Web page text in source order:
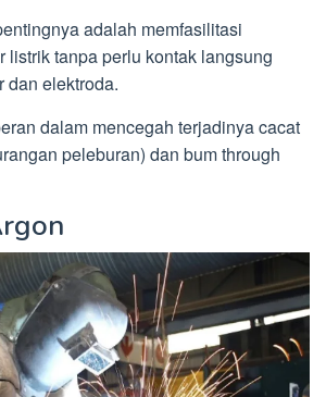
adalah memfasilitasi
listrik tanpa perlu kontak langsung
dan elektroda.
dalam mencegah terjadinya cacat
peleburan) dan bum through